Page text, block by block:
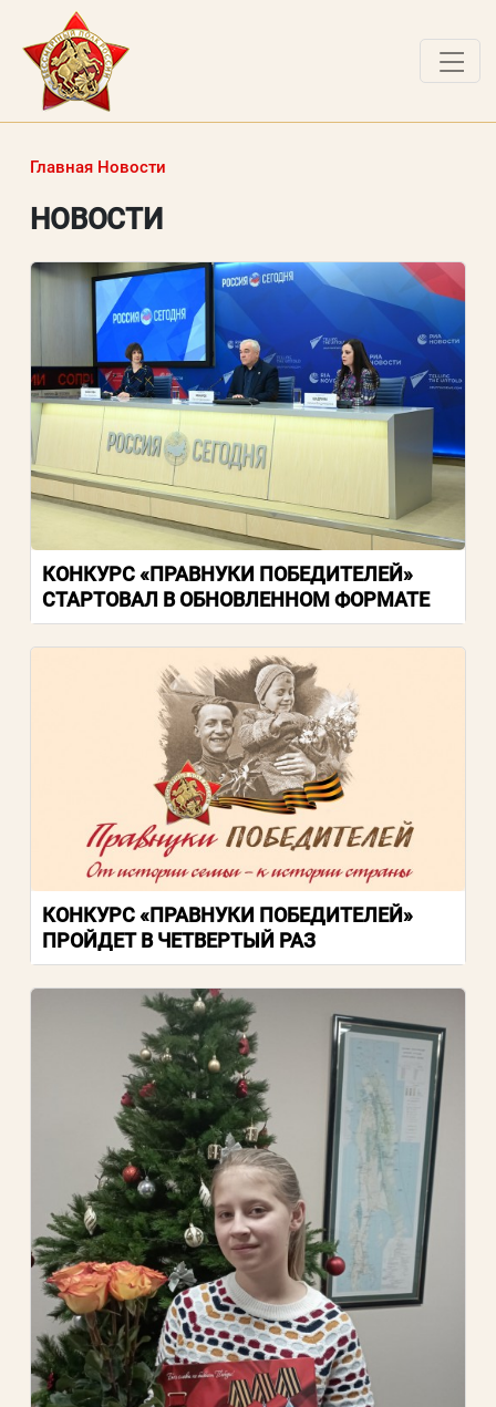
РАБОТЫ ПОБЕДИТЕЛЕЙ
ВОПРОСЫ
ВХОД В ЛК
ВХОД В ЛИЧНЫЙ КАБИНЕТ
Логин (электронная почта)
Пароль
политикой конфиденциальности
сайта
ВОЙТИ
Регистрация Забыли пароль?
Главная Новости
НОВОСТИ
КОНКУРС «ПРАВНУКИ ПОБЕДИТЕЛЕЙ»
СТАРТОВАЛ В ОБНОВЛЕННОМ ФОРМАТЕ
КОНКУРС «ПРАВНУКИ ПОБЕДИТЕЛЕЙ»
ПРОЙДЕТ В ЧЕТВЕРТЫЙ РАЗ